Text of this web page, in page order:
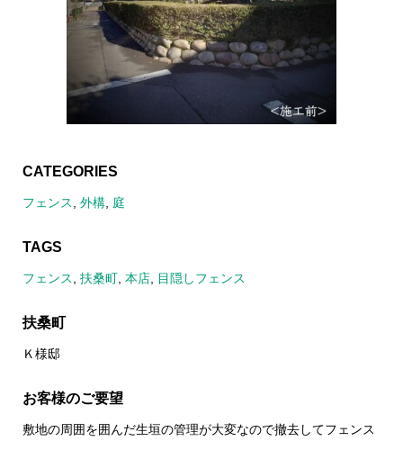
CATEGORIES
フェンス 外構, 庭
TAGS
フェンス 扶桑町, 本店, 目隠しフェンス
扶桑町
Ｋ様邸
お客様のご要望
敷地の周囲を囲んだ生垣の管理が大変なので撤去してフェンス